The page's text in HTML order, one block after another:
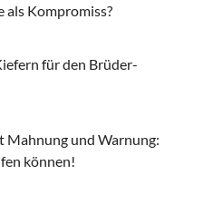
als Kompromiss?
für den Brüder-
Mahnung und Warnung:
können!